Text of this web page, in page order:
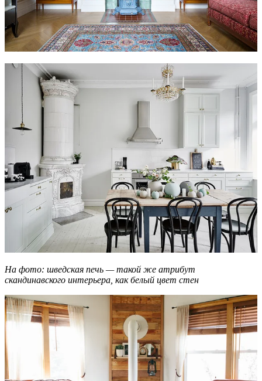
На фото: шведская печь — такой же атрибут
скандинавского интерьера, как белый цвет стен